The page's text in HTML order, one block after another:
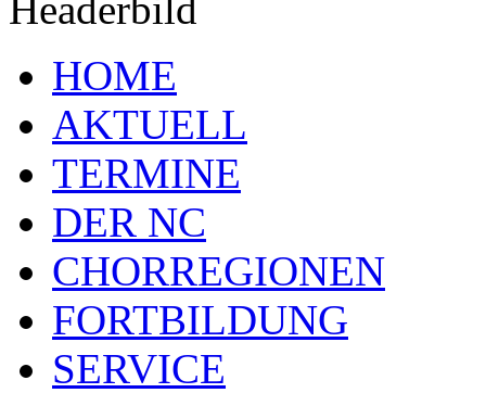
HOME
AKTUELL
TERMINE
DER NC
CHORREGIONEN
FORTBILDUNG
SERVICE